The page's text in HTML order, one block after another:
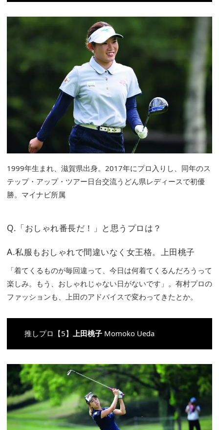
1999年生まれ、滋賀県出身。2017年にプロ入りし、同年のス
テップ・アップ・ツアー日台交流うどん県レディースで初優
勝。マイナビ所属
Q.「おしゃれ番長だ！」と思うプロは？
A.私服もおしゃれで間違いなく女王格。上田桃子
「着てくるものが毎回違って、今日は何着てくるんだろうって
楽しみ。もう、おしゃれじゃない日がないです」。有村プロの
ファッションも、上田のアドバイスで変わってきたとか。
推しプロ【5】 上田桃子 Momoko Ueda